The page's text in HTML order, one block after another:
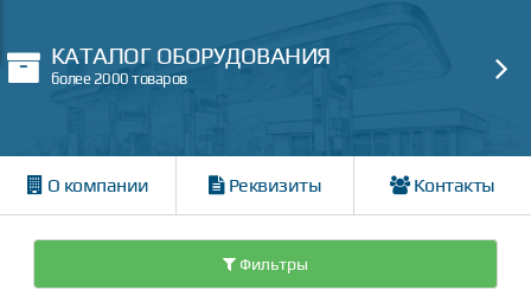
КАТАЛОГ ОБОРУДОВАНИЯ
более 2000 товаров
О компании Реквизиты Контакты
Фильтры